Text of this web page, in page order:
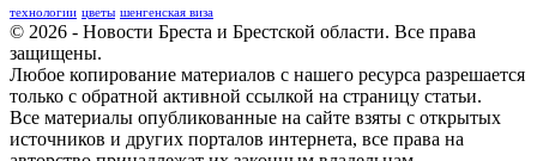
технологии цветы шенгенская виза
© 2026 - Новости Бреста и Брестской области. Все права
защищены.
Любое копирование материалов с нашего ресурса разрешается
только с обратной активной ссылкой на страницу статьи.
Все материалы опубликованные на сайте взяты с открытых
источников и других порталов интернета, все права на